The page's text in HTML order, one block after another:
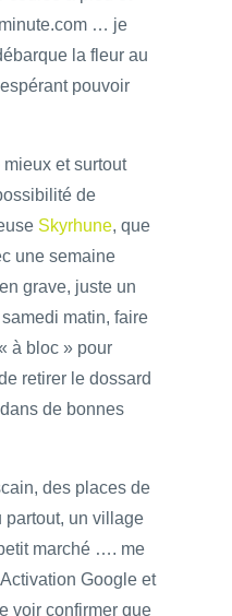
… je
la fleur au
pouvoir
mieux et surtout
de
Skyrhune, que
une semaine
grave, juste un
matin, faire
à bloc » pour
retirer le dossard
de bonnes
des places de
partout, un village
marché …. me
Google et
voir confirmer que